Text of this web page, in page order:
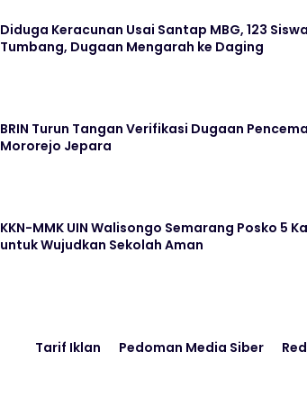
Diduga Keracunan Usai Santap MBG, 123
Tumbang, Dugaan Mengarah ke Daging
BRIN Turun Tangan Verifikasi Dugaan
Mororejo Jepara
KKN-MMK UIN Walisongo Semarang Posko 5
untuk Wujudkan Sekolah Aman
Tarif Iklan Pedoman Media Siber